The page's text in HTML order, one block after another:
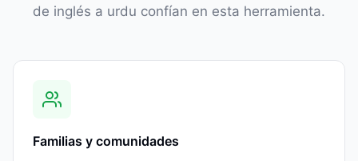
de inglés a urdu confían en esta herramienta.
Familias y comunidades